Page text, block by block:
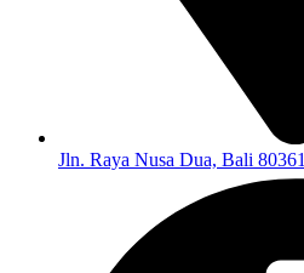
Jln. Raya Nusa Dua, Bali 80361